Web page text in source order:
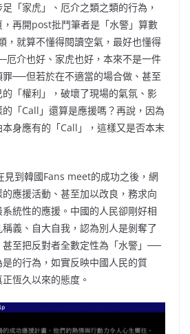
「家虎」、厄介之類之類的行為，
再開post批鬥筆者是「水警」算數
，就算不懂得閱讀空氣，最好也懂得
厄介也好、家虎也好，本來不是一件
──但若於在不適當的場合做、甚至
「權利」，破壞了現場的氣氛、影
「Call」還算是應援嗎？再說，因為
身應有的「Call」，這樣又是否本末
見到韓國Fans meet的成功之後，網
應援活動、甚至加以改良，務求向
統性的應援 。中國的人民卻剛好相
義、自大自我，認為別人是剝奪了
至把反對者全數定性為「水警」──
的行為，如實反映中國人民的質
恆久以來的態度。